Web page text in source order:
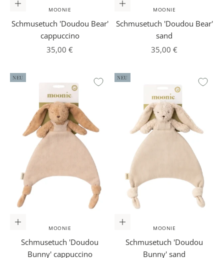
In den Warenkorb
MOONIE
Schmusetuch 'Doudou Bear'
cappuccino
Angebot
35,00 €
In den Warenkorb
MOONIE
Schmusetuch 'Doudou Bear'
sand
Angebot
35,00 €
NEU
In den Warenkorb
MOONIE
Schmusetuch 'Doudou
Bunny' cappuccino
NEU
In den Warenkorb
MOONIE
Schmusetuch 'Doudou
Bunny' sand